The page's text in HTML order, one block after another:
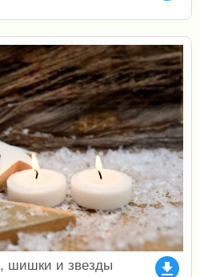
file_download
шишки и звезды